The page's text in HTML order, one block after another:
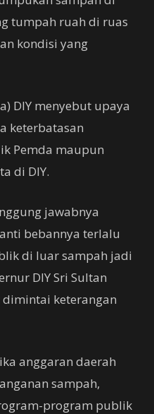
tumpah ruah di ruas
kondisi yang
DIY menyebut upaya
keterbatasan
Pemda maupun
di DIY.
jawabnya
bebannya terlalu
di luar sampah jadi
DIY Sri Sultan
dimintai keterangan
anggaran daerah
sampah,
program publik